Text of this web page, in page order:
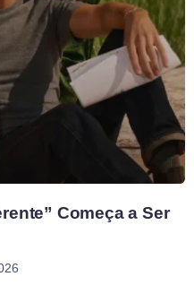
Começa a Ser